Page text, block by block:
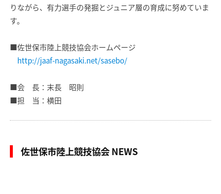
りながら、有力選手の発掘とジュニア層の育成に努めていま
す。
■佐世保市陸上競技協会ホームページ
http://jaaf-nagasaki.net/sasebo/
■会 長：末長 昭則
■担 当：横田
佐世保市陸上競技協会 NEWS